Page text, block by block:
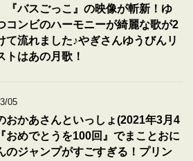
『バスごっこ』の映像が斬新！ゆ
コンビのハーモニーが綺麗な歌が2
て流れました♪やぎさんゆうびんリ
トはあの月歌！
05
おかあさんといっしょ(2021年3月4
おめでとうを100回』でまことおに
のジャンプがすごすぎる！プリン